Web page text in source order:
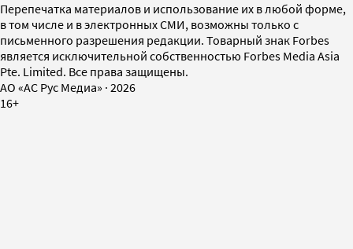
Перепечатка материалов и использование их в любой форме,
в том числе и в электронных СМИ, возможны только с
письменного разрешения редакции. Товарный знак Forbes
является исключительной собственностью Forbes Media Asia
Pte. Limited. Все права защищены.
AO «АС Рус Медиа» · 2026
16+